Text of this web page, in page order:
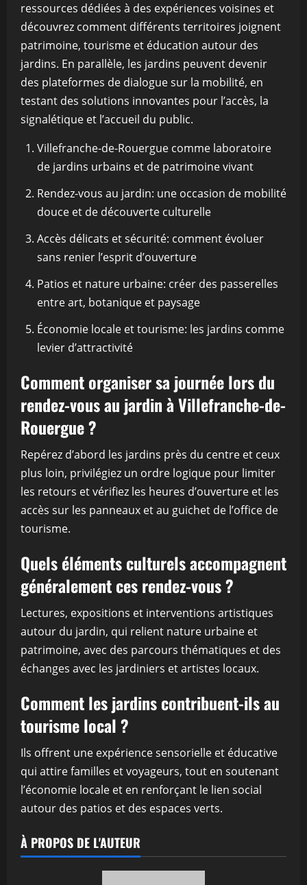
ressources dédiées à des expériences voisines et
découvrez comment différents territoires joignent
patrimoine, tourisme et éducation autour des
jardins. En parallèle, les jardins peuvent devenir
des plateformes de dialogue sur la mobilité, en
testant des solutions innovantes pour l’accès, la
signalétique et l’accueil du public.
Villefranche-de-Rouergue comme laboratoire
de jardins urbains et de patrimoine vivant
Rendez-vous au jardin: une occasion de mobilité
douce et de découverte culturelle
Accès délicats et sécurité: comment évoluer
sans renier l’esprit d’ouverture
Patios et nature urbaine: créer des passerelles
entre art, botanique et paysage
Économie locale et tourisme: les jardins comme
levier d’attractivité
Comment organiser sa journée lors du
rendez-vous au jardin à Villefranche-de-
Rouergue ?
Repérez d’abord les jardins près du centre et ceux
plus loin, privilégiez un ordre logique pour limiter
les retours et vérifiez les heures d’ouverture et les
accès sur les panneaux et au guichet de l’office de
tourisme.
Quels éléments culturels accompagnent
généralement ces rendez-vous ?
Lectures, expositions et interventions artistiques
autour du jardin, qui relient nature urbaine et
patrimoine, avec des parcours thématiques et des
échanges avec les jardiniers et artistes locaux.
Comment les jardins contribuent-ils au
tourisme local ?
Ils offrent une expérience sensorielle et éducative
qui attire familles et voyageurs, tout en soutenant
l’économie locale et en renforçant le lien social
autour des patios et des espaces verts.
À PROPOS DE L'AUTEUR